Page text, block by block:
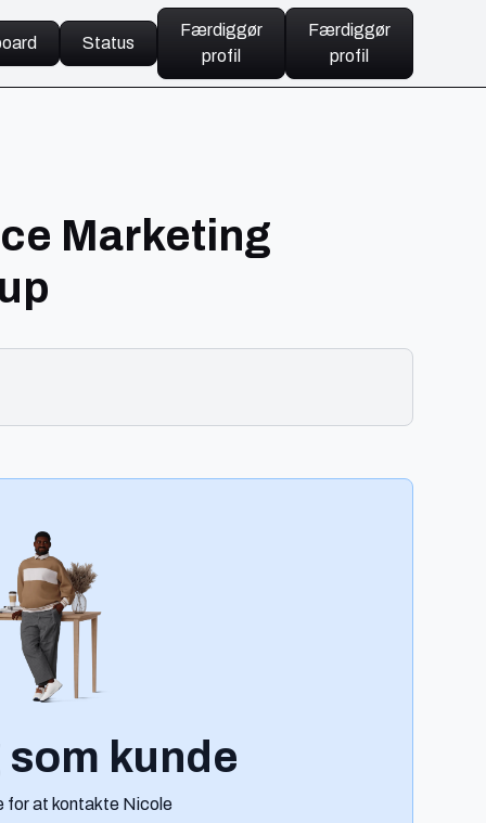
Status
Færdiggør
profil
Færdiggør
profil
Marketing
kunde
for at kontakte Nicole